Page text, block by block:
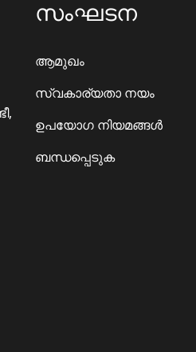
സംഘടന
ആമുഖം
സ്വകാര്യതാ നയം
ഉപയോഗ നിയമങ്ങൾ
ബന്ധപ്പെടുക